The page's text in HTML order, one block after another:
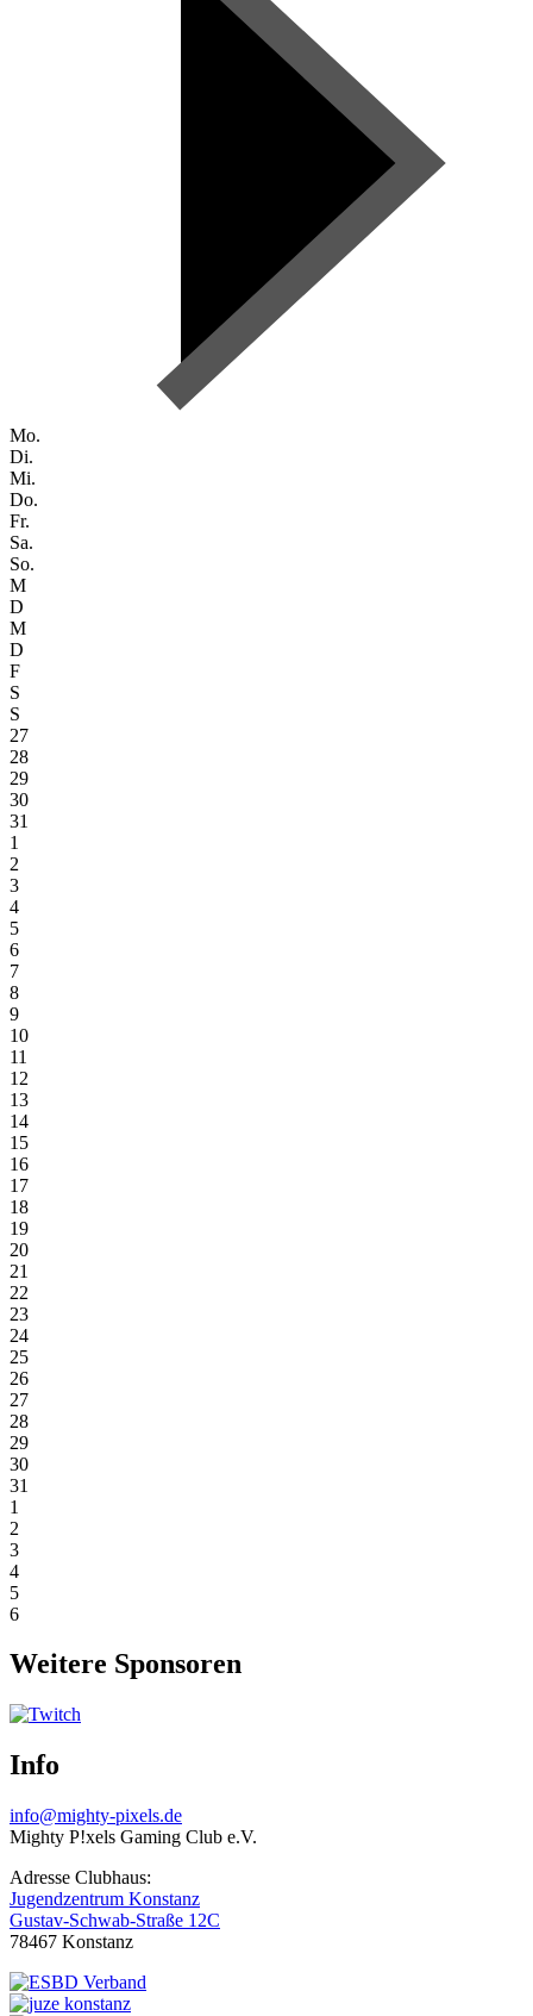
Mo.
Di.
Mi.
Do.
Fr.
Sa.
So.
M
D
M
D
F
S
S
27
28
29
30
31
1
2
3
4
5
6
7
8
9
10
11
12
13
14
15
16
17
18
19
20
21
22
23
24
25
26
27
28
29
30
31
1
2
3
4
5
6
Weitere Sponsoren
Info
info@mighty-pixels.de
Mighty P!xels Gaming Club e.V.
Adresse Clubhaus:
Jugendzentrum Konstanz
Gustav-Schwab-Straße 12C
78467 Konstanz